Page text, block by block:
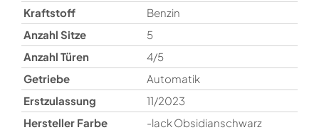
Kraftstoff
Benzin
Anzahl Sitze
5
Anzahl Türen
4/5
Getriebe
Automatik
Erstzulassung
11/2023
Hersteller Farbe
-lack Obsidianschwarz